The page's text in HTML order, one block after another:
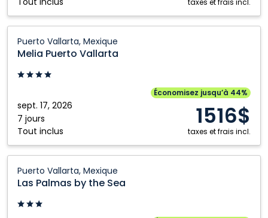
Puerto Vallarta, Mexique
Melia Puerto Vallarta
sept. 17, 2026
7 jours
Tout inclus
Économisez jusqu’à 44%
1516$
taxes et frais incl.
Puerto
Vallarta:
Puerto
Mexique
Puerto Vallarta, Mexique
Las Palmas by the Sea
Palmas
by
the